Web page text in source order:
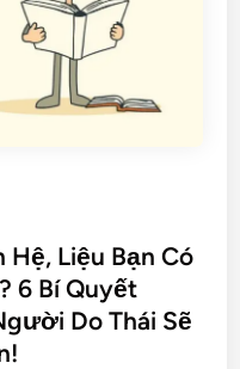
Hệ, Liệu Bạn Có
6 Bí Quyết
Do Thái Sẽ